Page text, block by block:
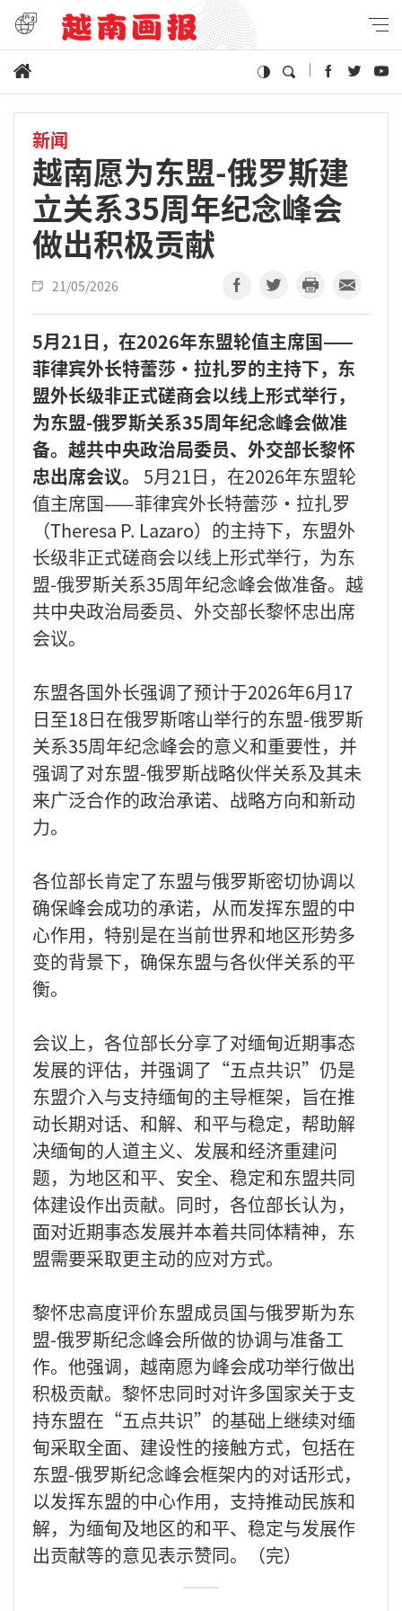
新闻
越南愿为东盟-俄罗斯建
立关系35周年纪念峰会
做出积极贡献
21/05/2026
5月21日，在2026年东盟轮值主席国——
菲律宾外长特蕾莎·拉扎罗的主持下，东
盟外长级非正式磋商会以线上形式举行，
为东盟-俄罗斯关系35周年纪念峰会做准
备。越共中央政治局委员、外交部长黎怀
忠出席会议。 5月21日，在2026年东盟轮
值主席国——菲律宾外长特蕾莎·拉扎罗
（Theresa P. Lazaro）的主持下，东盟外
长级非正式磋商会以线上形式举行，为东
盟-俄罗斯关系35周年纪念峰会做准备。越
共中央政治局委员、外交部长黎怀忠出席
会议。
东盟各国外长强调了预计于2026年6月17
日至18日在俄罗斯喀山举行的东盟-俄罗斯
关系35周年纪念峰会的意义和重要性，并
强调了对东盟-俄罗斯战略伙伴关系及其未
来广泛合作的政治承诺、战略方向和新动
力。
各位部长肯定了东盟与俄罗斯密切协调以
确保峰会成功的承诺，从而发挥东盟的中
心作用，特别是在当前世界和地区形势多
变的背景下，确保东盟与各伙伴关系的平
衡。
会议上，各位部长分享了对缅甸近期事态
发展的评估，并强调了“五点共识”仍是
东盟介入与支持缅甸的主导框架，旨在推
动长期对话、和解、和平与稳定，帮助解
决缅甸的人道主义、发展和经济重建问
题，为地区和平、安全、稳定和东盟共同
体建设作出贡献。同时，各位部长认为，
面对近期事态发展并本着共同体精神，东
盟需要采取更主动的应对方式。
黎怀忠高度评价东盟成员国与俄罗斯为东
盟-俄罗斯纪念峰会所做的协调与准备工
作。他强调，越南愿为峰会成功举行做出
积极贡献。黎怀忠同时对许多国家关于支
持东盟在“五点共识”的基础上继续对缅
甸采取全面、建设性的接触方式，包括在
东盟-俄罗斯纪念峰会框架内的对话形式，
以发挥东盟的中心作用，支持推动民族和
解，为缅甸及地区的和平、稳定与发展作
出贡献等的意见表示赞同。（完）